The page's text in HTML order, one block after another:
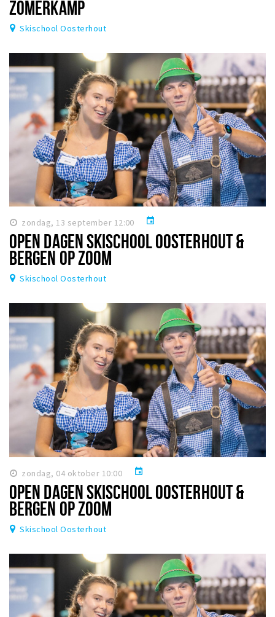
ZOMERKAMP
Skischool Oosterhout
zondag, 13 september 12:00 event
OPEN DAGEN SKISCHOOL OOSTERHOUT &
BERGEN OP ZOOM
Skischool Oosterhout
zondag, 04 oktober 10:00 event
OPEN DAGEN SKISCHOOL OOSTERHOUT &
BERGEN OP ZOOM
Skischool Oosterhout